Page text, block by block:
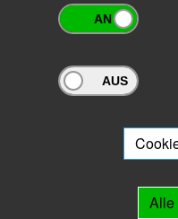
Archivportal Thüringen
Ihnen beratend zur Seite.
Alle